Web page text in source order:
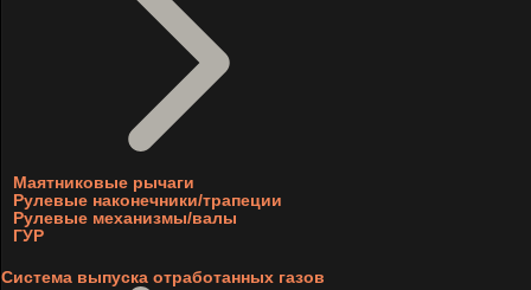
Маятниковые рычаги
Рулевые наконечники/трапеции
Рулевые механизмы/валы
ГУР
Система выпуска отработанных газов